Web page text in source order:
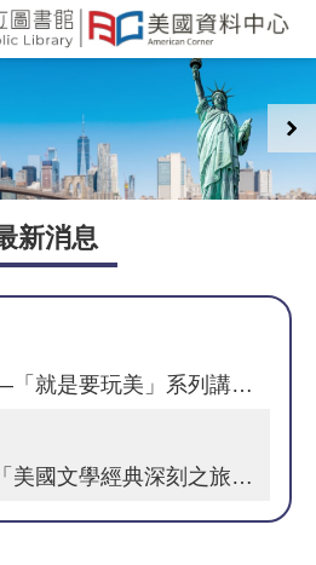
新消息
🗽美國資料中心—「就是要玩美」系列講座，歡迎參加﹗
🗽美國資料中心「美國文學經典深刻之旅」讀書會，歡迎參加！